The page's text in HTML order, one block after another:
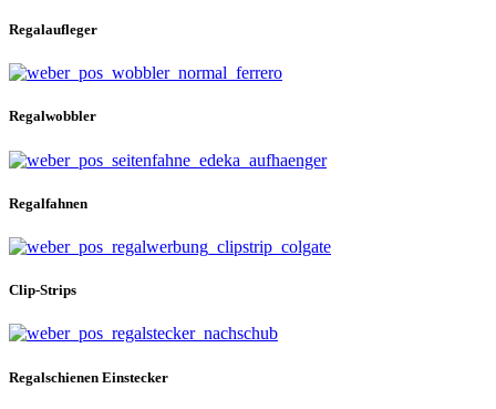
Regalaufleger
Regalwobbler
Regalfahnen
Clip-Strips
Regalschienen Einstecker